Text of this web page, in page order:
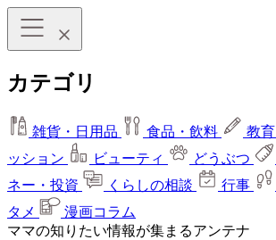
カテゴリ
雑貨・日用品 食品・飲料 教育
ッション
ビューティ どうぶつ
ネー・投資
くらしの相談 行事
タメ
漫画コラム
ママの知りたい情報が集まるアンテナ